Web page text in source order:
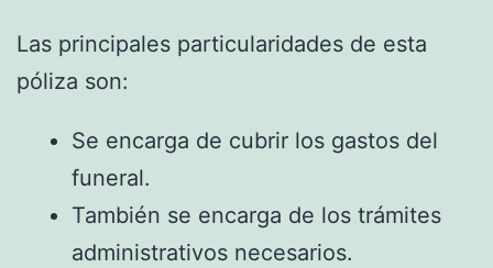
Las principales particularidades de esta
póliza son:
Se encarga de cubrir los gastos del
funeral.
También se encarga de los trámites
administrativos necesarios.